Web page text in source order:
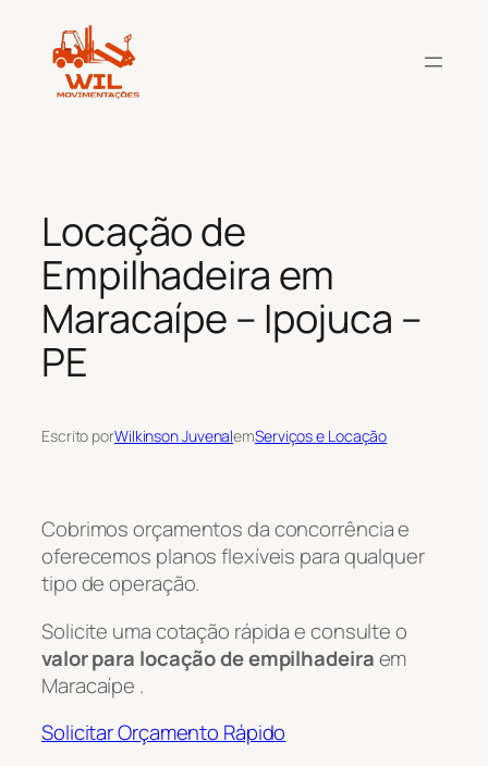
conteúdo
Locação de
Empilhadeira em
Maracaípe – Ipojuca –
PE
Escrito porWilkinson JuvenalemServiços e Locação
Cobrimos orçamentos da concorrência e
oferecemos planos flexíveis para qualquer
tipo de operação.
Solicite uma cotação rápida e consulte o
valor para locação de empilhadeiraem
Maracaípe .
Solicitar Orçamento Rápido